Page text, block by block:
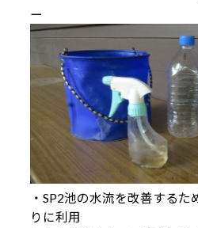
ー
・SP2池の水流を改善する
りに利用